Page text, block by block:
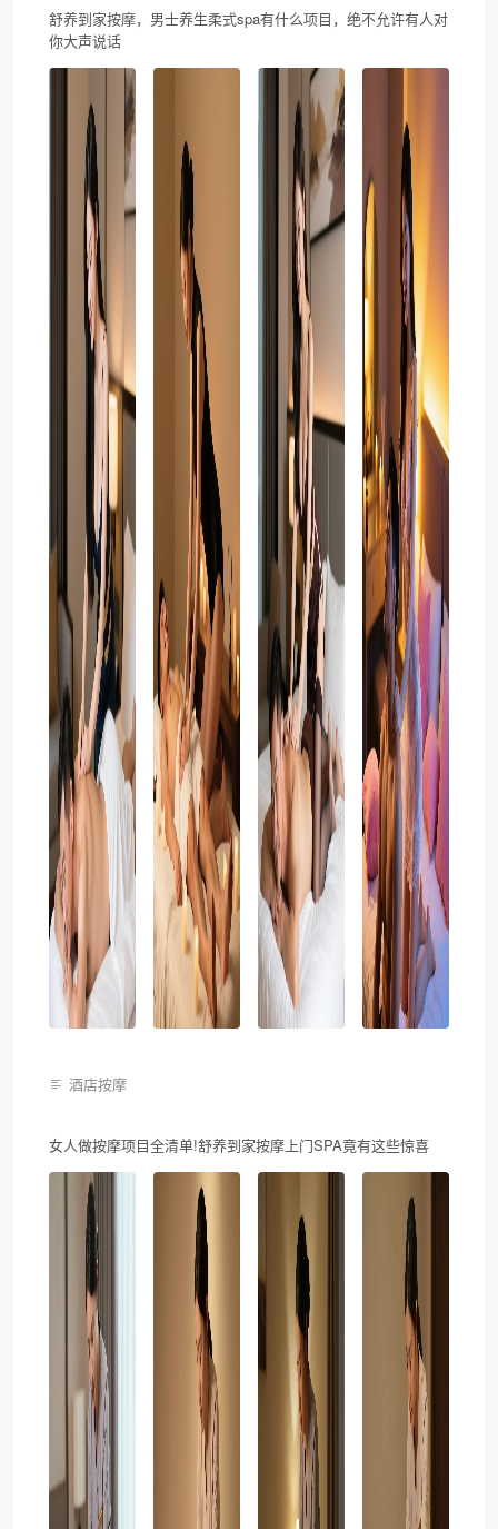
舒养到家按摩，男士养生柔式spa有什么项目，绝不允许有人对
你大声说话
酒店按摩
女人做按摩项目全清单!舒养到家按摩上门SPA竟有这些惊喜